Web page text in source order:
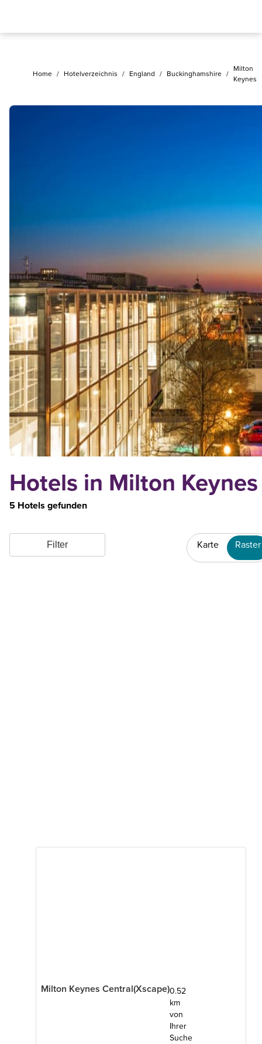
Hotels in Milton Keynes
Home / Hotelverzeichnis / England / Buckinghamshire /
Milton
Keynes
5 Hotels gefunden
Filter Karte Raster
Milton Keynes Central(Xscape)0.52
km
von
Ihrer
Suche